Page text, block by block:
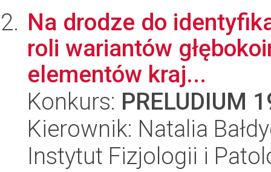
Na drodze do
roli wariantów
elementów kraj...
Konkurs: PRELUDIUM
Kierownik: Natalia
Instytut Fizjologii i